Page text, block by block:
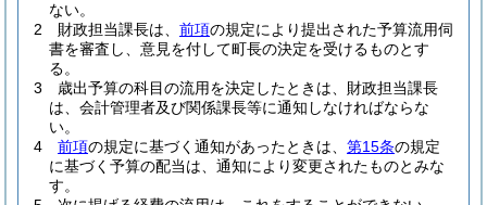
ない。
2
財政担当課長は、 前項の規定により提出された予算流用伺
書を審査し、意見を付して町長の決定を受けるものとす
る。
3
歳出予算の科目の流用を決定したときは、財政担当課長
は、会計管理者及び関係課長等に通知しなければならな
い。
4
前項の規定に基づく通知があったときは、 第15条の規定
に基づく予算の配当は、通知により変更されたものとみな
す。